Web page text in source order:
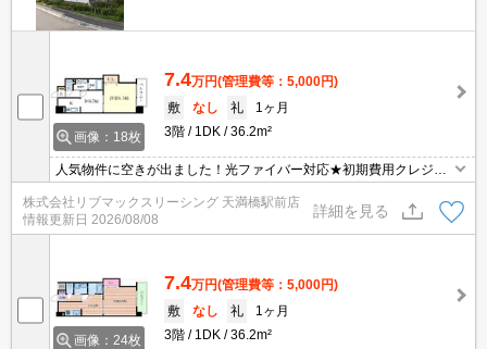
画像：18枚
7.4万円(管理費等：5,000円)
敷
なし 礼
1ヶ月
3階
1DK 36.2m²
人気物件に空きが出ました！光ファイバー対応★初期費用クレジッ
ト決済可★近隣にスーパー、コンビニ、ドラッグストアが揃ってい
ます★
株式会社リブマックスリーシング 天満橋駅前店
情報更新日 2026/08/08
詳細を見る
画像：24枚
7.4万円(管理費等：5,000円)
敷
なし 礼
1ヶ月
3階
1DK 36.2m²